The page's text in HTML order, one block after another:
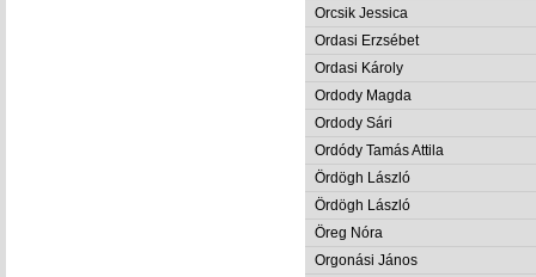
Orcsik Jessica
Ordasi Erzsébet
Ordasi Károly
Ordody Magda
Ordody Sári
Ordódy Tamás Attila
Ördögh László
Ördögh László
Öreg Nóra
Orgonási János